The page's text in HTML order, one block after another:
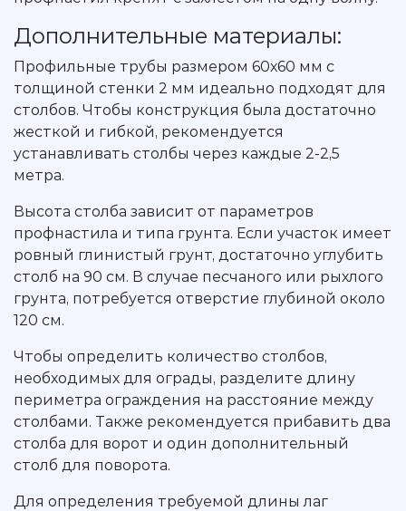
Дополнительные материалы:
Профильные трубы размером 60х60 мм с
толщиной стенки 2 мм идеально подходят для
столбов. Чтобы конструкция была достаточно
жесткой и гибкой, рекомендуется
устанавливать столбы через каждые 2-2,5
метра.
Высота столба зависит от параметров
профнастила и типа грунта. Если участок имеет
ровный глинистый грунт, достаточно углубить
столб на 90 см. В случае песчаного или рыхлого
грунта, потребуется отверстие глубиной около
120 см.
Чтобы определить количество столбов,
необходимых для ограды, разделите длину
периметра ограждения на расстояние между
столбами. Также рекомендуется прибавить два
столба для ворот и один дополнительный
столб для поворота.
Для определения требуемой длины лаг